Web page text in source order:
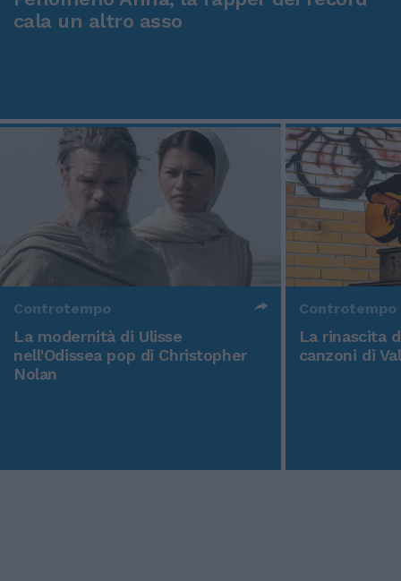
cala un altro asso
Controtempo
La modernità di Ulisse
nell'Odissea pop di Christopher
Nolan
Controtempo
La rinascita
canzoni di